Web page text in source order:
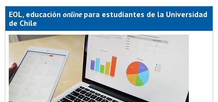
EOL, educación onlinepara estudiantes de la Universidad
de Chile